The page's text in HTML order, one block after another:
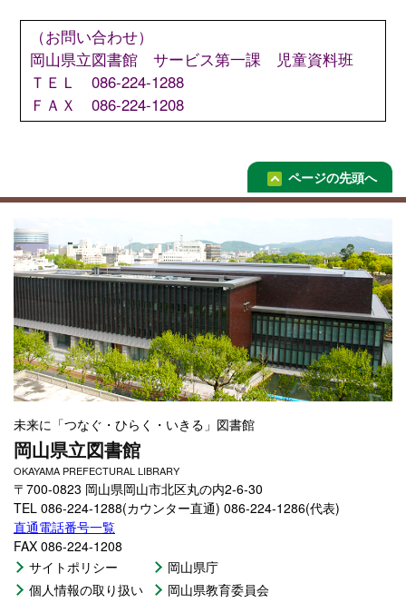
（お問い合わせ）
岡山県立図書館 サービス第一課 児童資料班
ＴＥＬ 086-224-1288
ＦＡＸ 086-224-1208
ページの先頭へ
未来に「つなぐ・ひらく・いきる」図書館
岡山県立図書館
OKAYAMA PREFECTURAL LIBRARY
〒700-0823 岡山県岡山市北区丸の内2-6-30
TEL 086-224-1288(カウンター直通) 086-224-1286(代表)
直通電話番号一覧
FAX 086-224-1208
サイトポリシー
個人情報の取り扱い
岡山県庁
岡山県教育委員会